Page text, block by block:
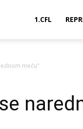
1.CFL
meču”